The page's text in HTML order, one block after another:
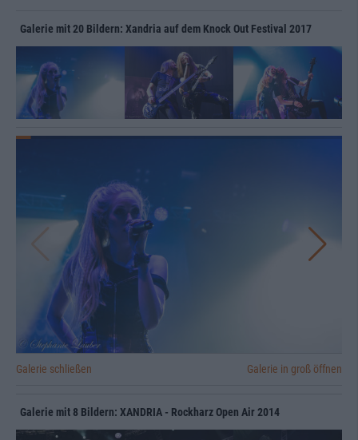
Galerie mit 20 Bildern: Xandria auf dem Knock Out Festival 2017
Galerie schließen Galerie in groß öffnen
Galerie mit 8 Bildern: XANDRIA - Rockharz Open Air 2014